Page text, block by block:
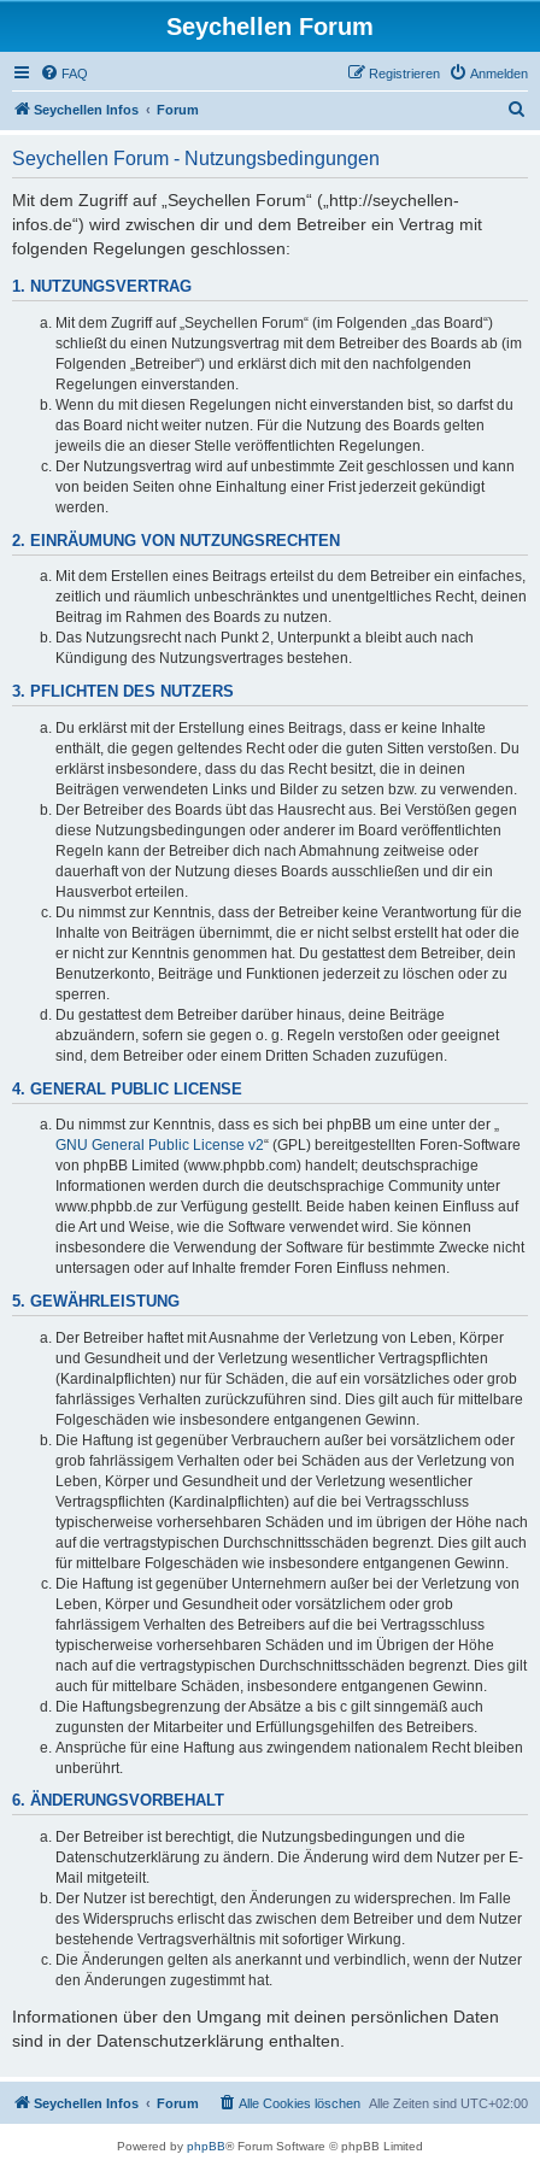
Seychellen Forum
FAQ Anmelden
Registrieren
Seychellen Infos Forum
Seychellen Forum - Nutzungsbedingungen
Mit dem Zugriff auf „Seychellen Forum“ („http://seychellen-
infos.de“) wird zwischen dir und dem Betreiber ein Vertrag mit
folgenden Regelungen geschlossen:
1. NUTZUNGSVERTRAG
Mit dem Zugriff auf „Seychellen Forum“ (im Folgenden „das Board“)
schließt du einen Nutzungsvertrag mit dem Betreiber des Boards ab (im
Folgenden „Betreiber“) und erklärst dich mit den nachfolgenden
Regelungen einverstanden.
Wenn du mit diesen Regelungen nicht einverstanden bist, so darfst du
das Board nicht weiter nutzen. Für die Nutzung des Boards gelten
jeweils die an dieser Stelle veröffentlichten Regelungen.
Der Nutzungsvertrag wird auf unbestimmte Zeit geschlossen und kann
von beiden Seiten ohne Einhaltung einer Frist jederzeit gekündigt
werden.
2. EINRÄUMUNG VON NUTZUNGSRECHTEN
Mit dem Erstellen eines Beitrags erteilst du dem Betreiber ein einfaches,
zeitlich und räumlich unbeschränktes und unentgeltliches Recht, deinen
Beitrag im Rahmen des Boards zu nutzen.
Das Nutzungsrecht nach Punkt 2, Unterpunkt a bleibt auch nach
Kündigung des Nutzungsvertrages bestehen.
3. PFLICHTEN DES NUTZERS
Du erklärst mit der Erstellung eines Beitrags, dass er keine Inhalte
enthält, die gegen geltendes Recht oder die guten Sitten verstoßen. Du
erklärst insbesondere, dass du das Recht besitzt, die in deinen
Beiträgen verwendeten Links und Bilder zu setzen bzw. zu verwenden.
Der Betreiber des Boards übt das Hausrecht aus. Bei Verstößen gegen
diese Nutzungsbedingungen oder anderer im Board veröffentlichten
Regeln kann der Betreiber dich nach Abmahnung zeitweise oder
dauerhaft von der Nutzung dieses Boards ausschließen und dir ein
Hausverbot erteilen.
Du nimmst zur Kenntnis, dass der Betreiber keine Verantwortung für die
Inhalte von Beiträgen übernimmt, die er nicht selbst erstellt hat oder die
er nicht zur Kenntnis genommen hat. Du gestattest dem Betreiber, dein
Benutzerkonto, Beiträge und Funktionen jederzeit zu löschen oder zu
sperren.
Du gestattest dem Betreiber darüber hinaus, deine Beiträge
abzuändern, sofern sie gegen o. g. Regeln verstoßen oder geeignet
sind, dem Betreiber oder einem Dritten Schaden zuzufügen.
4. GENERAL PUBLIC LICENSE
Du nimmst zur Kenntnis, dass es sich bei phpBB um eine unter der „
GNU General Public License v2“ (GPL) bereitgestellten Foren-Software
von phpBB Limited (www.phpbb.com) handelt; deutschsprachige
Informationen werden durch die deutschsprachige Community unter
www.phpbb.de zur Verfügung gestellt. Beide haben keinen Einfluss auf
die Art und Weise, wie die Software verwendet wird. Sie können
insbesondere die Verwendung der Software für bestimmte Zwecke nicht
untersagen oder auf Inhalte fremder Foren Einfluss nehmen.
5. GEWÄHRLEISTUNG
Der Betreiber haftet mit Ausnahme der Verletzung von Leben, Körper
und Gesundheit und der Verletzung wesentlicher Vertragspflichten
(Kardinalpflichten) nur für Schäden, die auf ein vorsätzliches oder grob
fahrlässiges Verhalten zurückzuführen sind. Dies gilt auch für mittelbare
Folgeschäden wie insbesondere entgangenen Gewinn.
Die Haftung ist gegenüber Verbrauchern außer bei vorsätzlichem oder
grob fahrlässigem Verhalten oder bei Schäden aus der Verletzung von
Leben, Körper und Gesundheit und der Verletzung wesentlicher
Vertragspflichten (Kardinalpflichten) auf die bei Vertragsschluss
typischerweise vorhersehbaren Schäden und im übrigen der Höhe nach
auf die vertragstypischen Durchschnittsschäden begrenzt. Dies gilt auch
für mittelbare Folgeschäden wie insbesondere entgangenen Gewinn.
Die Haftung ist gegenüber Unternehmern außer bei der Verletzung von
Leben, Körper und Gesundheit oder vorsätzlichem oder grob
fahrlässigem Verhalten des Betreibers auf die bei Vertragsschluss
typischerweise vorhersehbaren Schäden und im Übrigen der Höhe
nach auf die vertragstypischen Durchschnittsschäden begrenzt. Dies gilt
auch für mittelbare Schäden, insbesondere entgangenen Gewinn.
Die Haftungsbegrenzung der Absätze a bis c gilt sinngemäß auch
zugunsten der Mitarbeiter und Erfüllungsgehilfen des Betreibers.
Ansprüche für eine Haftung aus zwingendem nationalem Recht bleiben
unberührt.
6. ÄNDERUNGSVORBEHALT
Der Betreiber ist berechtigt, die Nutzungsbedingungen und die
Datenschutzerklärung zu ändern. Die Änderung wird dem Nutzer per E-
Mail mitgeteilt.
Der Nutzer ist berechtigt, den Änderungen zu widersprechen. Im Falle
des Widerspruchs erlischt das zwischen dem Betreiber und dem Nutzer
bestehende Vertragsverhältnis mit sofortiger Wirkung.
Die Änderungen gelten als anerkannt und verbindlich, wenn der Nutzer
den Änderungen zugestimmt hat.
Informationen über den Umgang mit deinen persönlichen Daten
sind in der Datenschutzerklärung enthalten.
Seychellen Infos Forum Alle Zeiten sind UTC+02:00
Alle Cookies löschen
Powered by phpBB® Forum Software © phpBB Limited